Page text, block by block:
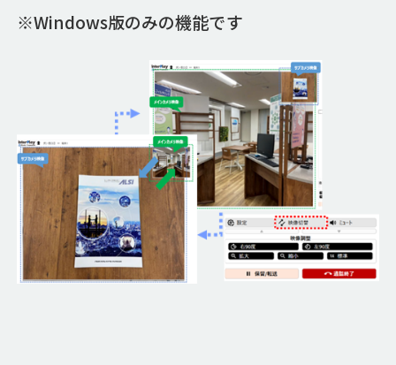
※Windows版のみの機能です